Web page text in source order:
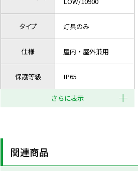
タイプ 灯具のみ
仕様 屋内・屋外兼用
保護等級 IP65
さらに表示
関連商品